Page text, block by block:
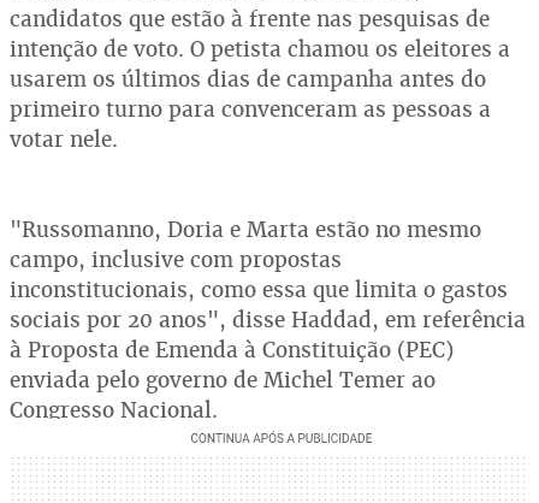
candidatos que estão à frente nas pesquisas de
intenção de voto. O petista chamou os eleitores a
usarem os últimos dias de campanha antes do
primeiro turno para convenceram as pessoas a
votar nele.
"Russomanno, Doria e Marta estão no mesmo
campo, inclusive com propostas
inconstitucionais, como essa que limita o gastos
sociais por 20 anos", disse Haddad, em referência
à Proposta de Emenda à Constituição (PEC)
enviada pelo governo de Michel Temer ao
Congresso Nacional.